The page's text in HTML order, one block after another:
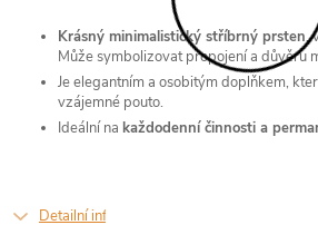
Krásný minimalistický stříbrný prsten,
Může symbolizovat propojení a důvěru
Je elegantním a osobitým doplňkem,
vzájemné pouto.
Ideální na každodenní činnosti a
Detailní informace